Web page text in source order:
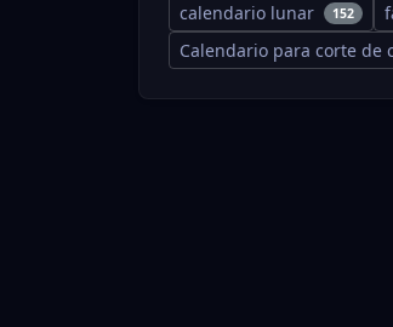
calendario lunar 152
Calendario para corte de